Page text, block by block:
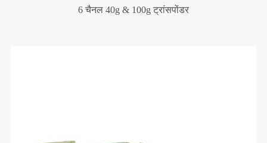
6 चैनल 40g & 100g ट्रांसपोंडर